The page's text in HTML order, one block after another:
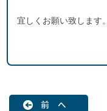
宜しくお願い致します。
前 へ